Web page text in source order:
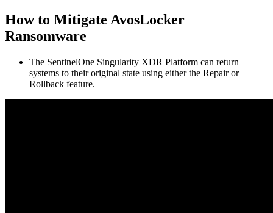
How to Mitigate AvosLocker
Ransomware
The SentinelOne Singularity XDR Platform can return
systems to their original state using either the Repair or
Rollback feature.